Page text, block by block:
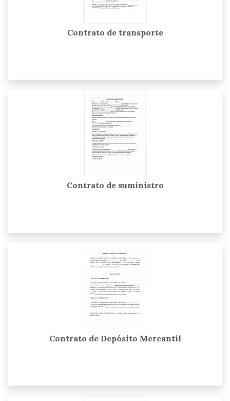
Contrato de transporte
Contrato de suministro
Contrato de Depósito Mercantil